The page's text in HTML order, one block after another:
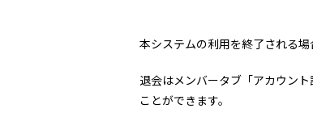
本システムの利用を終了される場
退会はメンバータブ「アカウン
ことができます。